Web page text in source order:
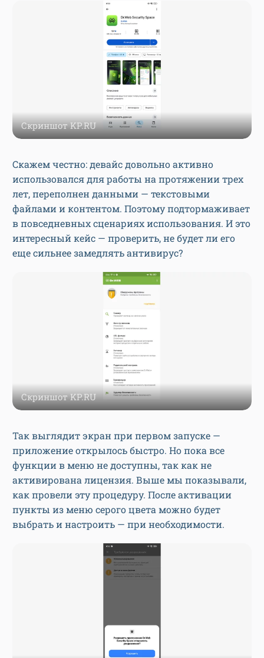
Скриншот KP.RU
Скажем честно: девайс довольно активно
использовался для работы на протяжении трех
лет, переполнен данными — текстовыми
файлами и контентом. Поэтому подтормаживает
в повседневных сценариях использования. И это
интересный кейс — проверить, не будет ли его
еще сильнее замедлять антивирус?
Скриншот KP.RU
Так выглядит экран при первом запуске —
приложение открылось быстро. Но пока все
функции в меню не доступны, так как не
активирована лицензия. Выше мы показывали,
как провели эту процедуру. После активации
пункты из меню серого цвета можно будет
выбрать и настроить — при необходимости.